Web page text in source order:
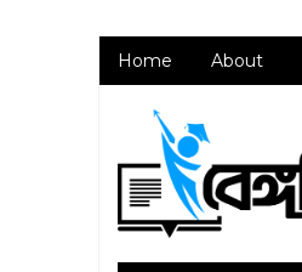
Home About